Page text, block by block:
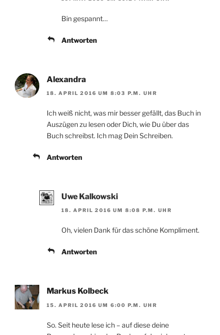
Bin gespannt…
Antworten
Alexandra
18. APRIL 2016 UM 8:03 P.M. UHR
Ich weiß nicht, was mir besser gefällt, das Buch in
Auszügen zu lesen oder Dich, wie Du über das
Buch schreibst. Ich mag Dein Schreiben.
Antworten
Uwe Kalkowski
18. APRIL 2016 UM 8:08 P.M. UHR
Oh, vielen Dank für das schöne Kompliment.
Antworten
Markus Kolbeck
15. APRIL 2016 UM 6:00 P.M. UHR
So. Seit heute lese ich – auf diese deine